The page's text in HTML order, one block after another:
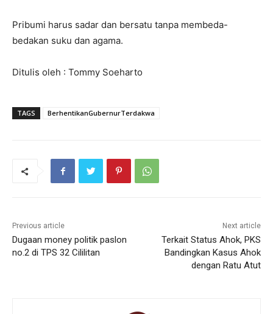
Pribumi harus sadar dan bersatu tanpa membeda-
bedakan suku dan agama.
Ditulis oleh : Tommy Soeharto
TAGS BerhentikanGubernurTerdakwa
Previous article
Dugaan money politik paslon
no.2 di TPS 32 Cililitan
Next article
Terkait Status Ahok, PKS
Bandingkan Kasus Ahok
dengan Ratu Atut